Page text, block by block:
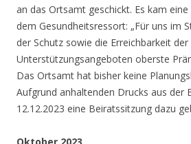
an das Ortsamt geschickt. Es kam
dem Gesundheitsressort: „Für uns im
der Schutz sowie die Erreichbarkeit
Unterstützungsangeboten oberste
Das Ortsamt hat bisher keine
Aufgrund anhaltenden Drucks aus der
12.12.2023 eine Beiratssitzung dazu